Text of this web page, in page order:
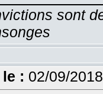
sont
: 02/09/